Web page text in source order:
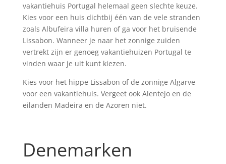
vakantiehuis Portugal helemaal geen slechte keuze.
Kies voor een huis dichtbij één van de vele stranden
zoals Albufeira villa huren of ga voor het bruisende
Lissabon. Wanneer je naar het zonnige zuiden
vertrekt zijn er genoeg vakantiehuizen Portugal te
vinden waar je uit kunt kiezen.
Kies voor het hippe Lissabon of de zonnige Algarve
voor een vakantiehuis. Vergeet ook Alentejo en de
eilanden Madeira en de Azoren niet.
Denemarken